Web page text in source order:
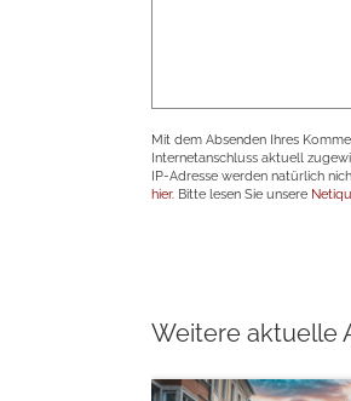
Mit dem Absenden Ihres
Internetanschluss aktuell
IP-Adresse werden natürlich
hier. Bitte lesen Sie unsere
Weitere aktuelle